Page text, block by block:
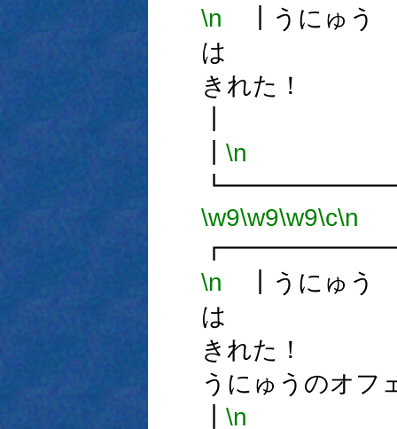
\n ┃うにゅう
き
\n
\w9\w9\w9\c\n
\n ┃うにゅう
き
うにゅうのオ
\n